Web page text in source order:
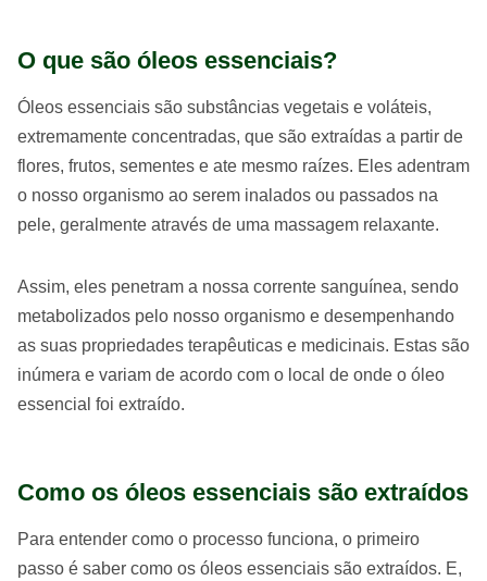
O que são óleos essenciais?
Óleos essenciais são substâncias vegetais e voláteis,
extremamente concentradas, que são extraídas a partir de
flores, frutos, sementes e ate mesmo raízes. Eles adentram
o nosso organismo ao serem inalados ou passados na
pele, geralmente através de uma massagem relaxante.
Assim, eles penetram a nossa corrente sanguínea, sendo
metabolizados pelo nosso organismo e desempenhando
as suas propriedades terapêuticas e medicinais. Estas são
inúmera e variam de acordo com o local de onde o óleo
essencial foi extraído.
Como os óleos essenciais são extraídos
Para entender como o processo funciona, o primeiro
passo é saber como os óleos essenciais são extraídos. E,